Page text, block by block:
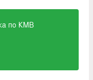
по КМВ